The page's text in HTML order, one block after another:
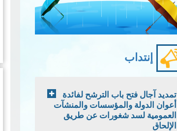
إنتداب
تمديد آجال فتح باب الترشح لفائدة
أعوان الدولة والمؤسسات والمنشآت
العمومية لسد شغورات عن طريق
الإلحاق